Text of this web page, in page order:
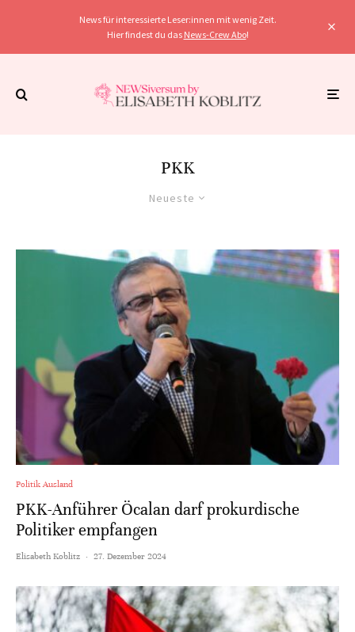
News für interessierte Leser:innen mit wenig Zeit.
Hier findest du das News-Crew Abo!
PKK
Neueste
Politik Ausland
PKK-Anführer Öcalan darf prokurdische
Politiker empfangen
Elisabeth Koblitz · 27. Dezember 2024